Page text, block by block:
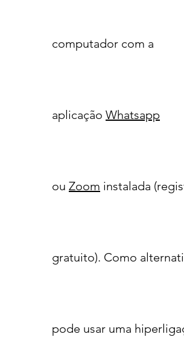
computador com a
aplicaçãoWhatsapp
ouZoom instalada
gratuito). Como
pode usar uma